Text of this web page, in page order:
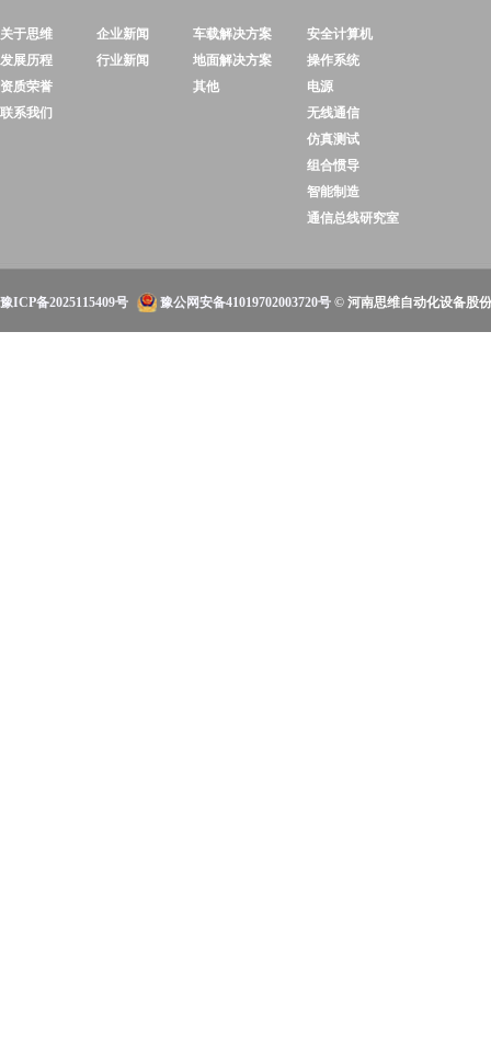
关于思维
发展历程
资质荣誉
联系我们
企业新闻
行业新闻
车载解决方案
地面解决方案
其他
安全计算机
操作系统
电源
无线通信
仿真测试
组合惯导
智能制造
通信总线研究室
豫ICP备2025115409号 豫公网安备41019702003720号 © 河南思维自动化设备股